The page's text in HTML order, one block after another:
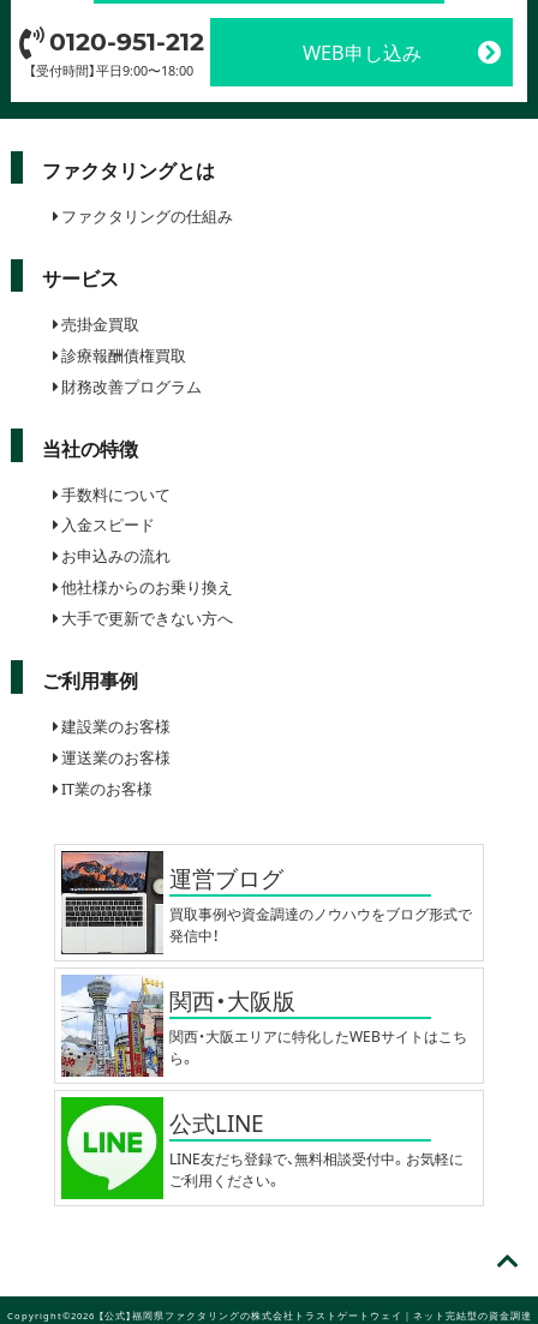
0120-951-212
【受付時間】平日9:00〜18:00
WEB申し込み
ファクタリングとは
ファクタリングの仕組み
サービス
売掛金買取
診療報酬債権買取
財務改善プログラム
当社の特徴
手数料について
入金スピード
お申込みの流れ
他社様からのお乗り換え
大手で更新できない方へ
ご利用事例
建設業のお客様
運送業のお客様
IT業のお客様
運営ブログ
買取事例や資金調達のノウハウをブログ形式で
発信中！
関西・大阪版
関西・大阪エリアに特化したWEBサイトはこち
ら。
公式LINE
LINE友だち登録で、無料相談受付中。お気軽に
ご利用ください。
Copyright©2026 【公式】福岡県ファクタリングの株式会社トラストゲートウェイ｜ネット完結型の資金調達